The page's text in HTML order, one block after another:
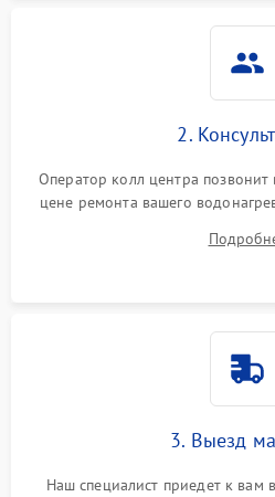
2.
Оператор колл центра позвонит
цене ремонта вашего
3. Выезд
Наш специалист приедет к вам